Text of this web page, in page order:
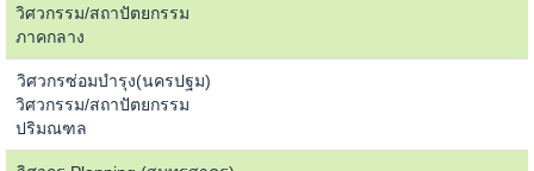
วิศวกรรม/สถาปัตยกรรม
ภาคกลาง
วิศวกรซ่อมบำรุง(นครปฐม)
วิศวกรรม/สถาปัตยกรรม
ปริมณฑล